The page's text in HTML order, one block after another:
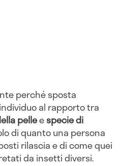
perché sposta
al rapporto tra
pelleespecie di
di quanto una persona
rilascia e di come quei
da insetti diversi.